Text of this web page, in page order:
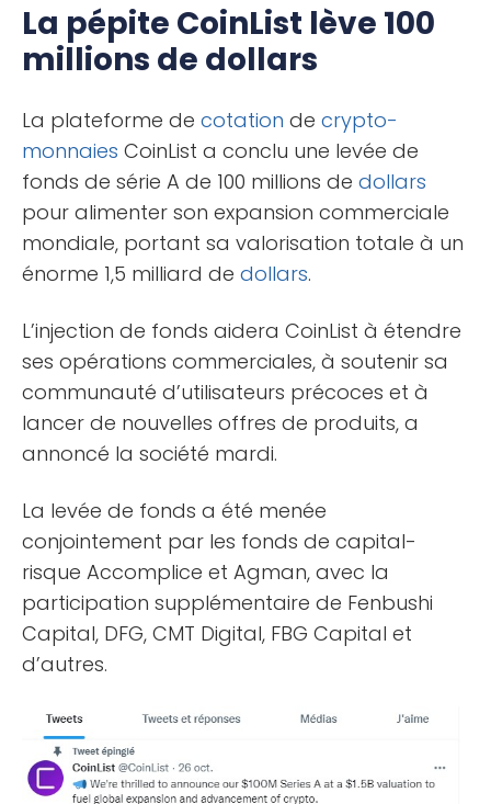
La pépite CoinList lève 100
millions de dollars
La plateforme de cotation de crypto-
monnaies CoinList a conclu une levée de
fonds de série A de 100 millions de dollars
pour alimenter son expansion commerciale
mondiale, portant sa valorisation totale à un
énorme 1,5 milliard de dollars.
L’injection de fonds aidera CoinList à étendre
ses opérations commerciales, à soutenir sa
communauté d’utilisateurs précoces et à
lancer de nouvelles offres de produits, a
annoncé la société mardi.
La levée de fonds a été menée
conjointement par les fonds de capital-
risque Accomplice et Agman, avec la
participation supplémentaire de Fenbushi
Capital, DFG, CMT Digital, FBG Capital et
d’autres.